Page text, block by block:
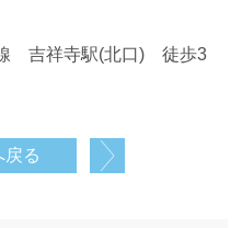
吉祥寺駅(北口) 徒歩3
戻る